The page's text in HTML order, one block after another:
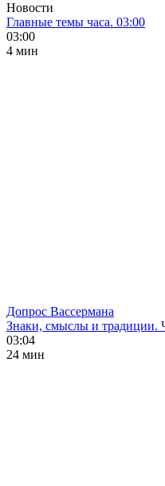
Новости
Главные темы часа. 03:00
03:00
4 мин
Допрос Вассермана
Знаки, смыслы и традиции.
03:04
24 мин